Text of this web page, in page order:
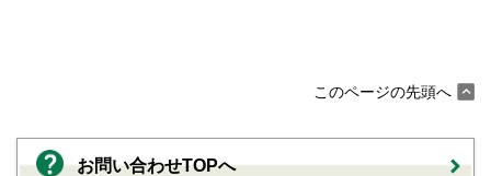
このページの先頭へ
お問い合わせTOPへ